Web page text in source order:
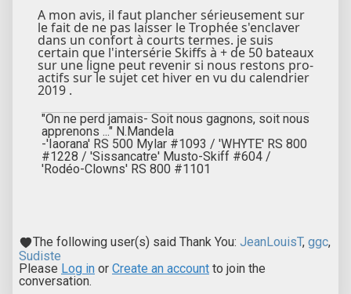
A mon avis, il faut plancher sérieusement sur
le fait de ne pas laisser le Trophée s'enclaver
dans un confort à courts termes. je suis
certain que l'intersérie Skiffs à + de 50 bateaux
sur une ligne peut revenir si nous restons pro-
actifs sur le sujet cet hiver en vu du calendrier
2019 .
"On ne perd jamais- Soit nous gagnons, soit nous
apprenons ..." N.Mandela
-'Iaorana' RS 500 Mylar #1093 / 'WHYTE' RS 800
#1228 / 'Sissancatre' Musto-Skiff #604 /
'Rodéo-Clowns' RS 800 #1101
The following user(s) said Thank You: JeanLouisT, ggc,
Sudiste
Please Log in or Create an account to join the
conversation.